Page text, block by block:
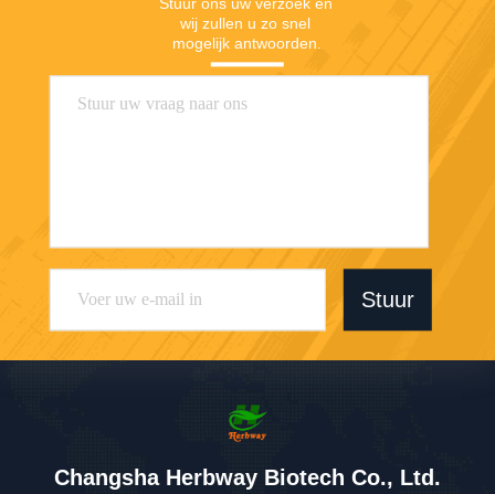
Stuur ons uw verzoek en
wij zullen u zo snel
mogelijk antwoorden.
Stuur
Changsha Herbway Biotech Co., Ltd.